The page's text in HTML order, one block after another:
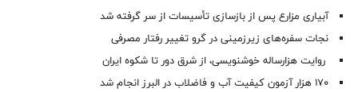
آبیاری مزارع پس از بازسازی تأسیسات از سر گرفته شد
نجات سفره‌های زیرزمینی در گرو تغییر رفتار مصرفی
روایت هزارساله خوشنویسی، از شرق دور تا شکوه ایران
۱۷۰ هزار آزمون کیفیت آب و فاضلاب در البرز انجام شد